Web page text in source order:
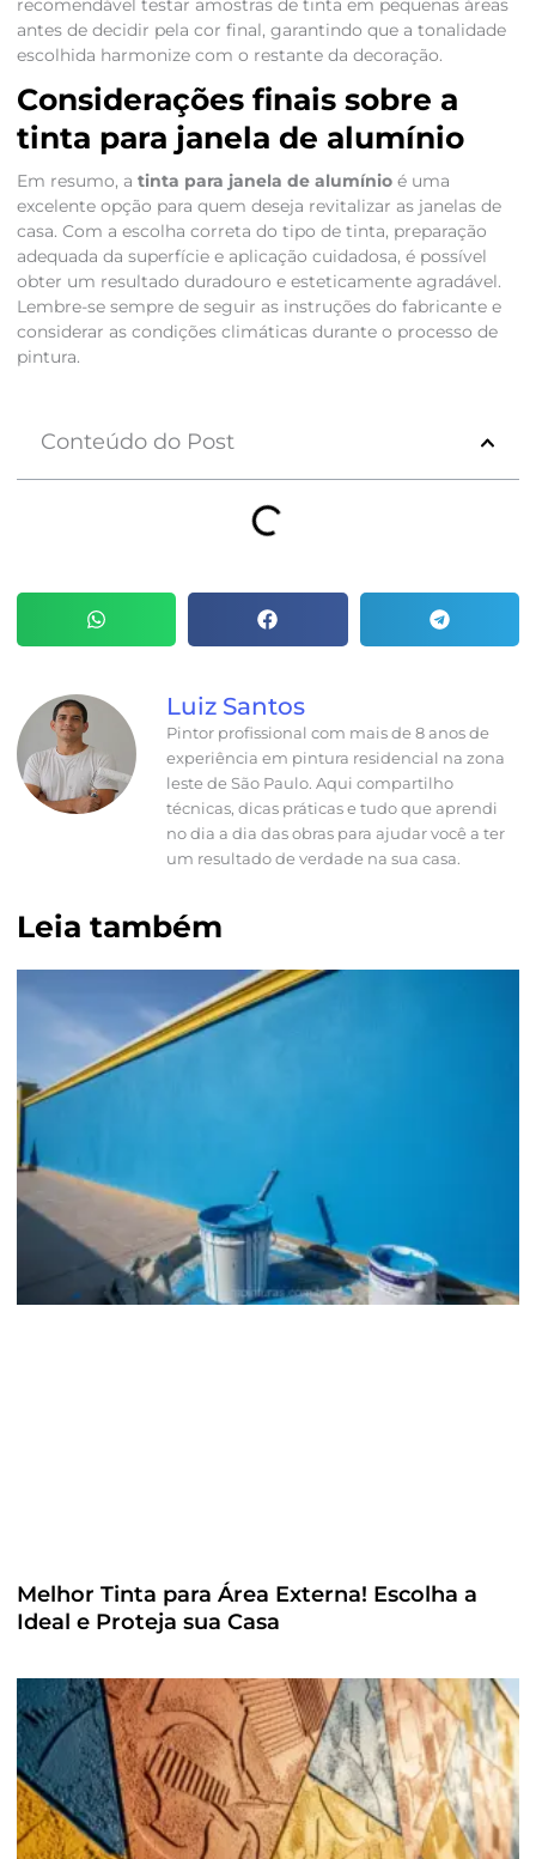
recomendável testar amostras de tinta em pequenas áreas
antes de decidir pela cor final, garantindo que a tonalidade
escolhida harmonize com o restante da decoração.
Considerações finais sobre a
tinta para janela de alumínio
Em resumo, a tinta para janela de alumínioé uma
excelente opção para quem deseja revitalizar as janelas de
casa. Com a escolha correta do tipo de tinta, preparação
adequada da superfície e aplicação cuidadosa, é possível
obter um resultado duradouro e esteticamente agradável.
Lembre-se sempre de seguir as instruções do fabricante e
considerar as condições climáticas durante o processo de
pintura.
Conteúdo do Post
Luiz Santos
Pintor profissional com mais de 8 anos de
experiência em pintura residencial na zona
leste de São Paulo. Aqui compartilho
técnicas, dicas práticas e tudo que aprendi
no dia a dia das obras para ajudar você a ter
um resultado de verdade na sua casa.
Leia também
Melhor Tinta para Área Externa! Escolha a
Ideal e Proteja sua Casa